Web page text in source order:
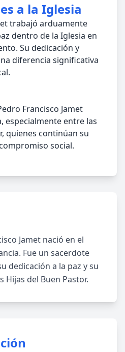
a la Iglesia
trabajó arduamente
dentro de la Iglesia en
Su dedicación y
diferencia significativa
Francisco Jamet
especialmente entre las
quienes continúan su
social.
Jamet nació en el
Fue un sacerdote
dedicación a la paz y su
Hijas del Buen Pastor.